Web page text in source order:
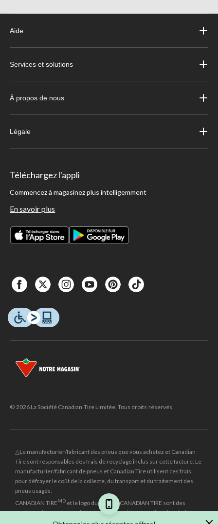
Aide
Services et solutions
À propos de nous
Légale
Téléchargez l'appli
Commencez à magasinez plus intelligemment
En savoir plus
© 2026 La Société Canadian Tire Limitée. Tous droits réservés.
△Le manufacturier/fabricant des pneus que vous achetez et Canadian
Tire sont responsables des frais de recyclage inclus sur cette facture. Le
manufacturier/fabricant de pneus et Canadian Tire utilisent ces frais
pour défrayer le coût de la collecte, du transport et du traitement des
pneus usagés.
CANADIAN TIREMD et le logo du triangle CANADIAN TIRE sont des
marques de commerce déposées de la Société Canadian Tire Limitée.